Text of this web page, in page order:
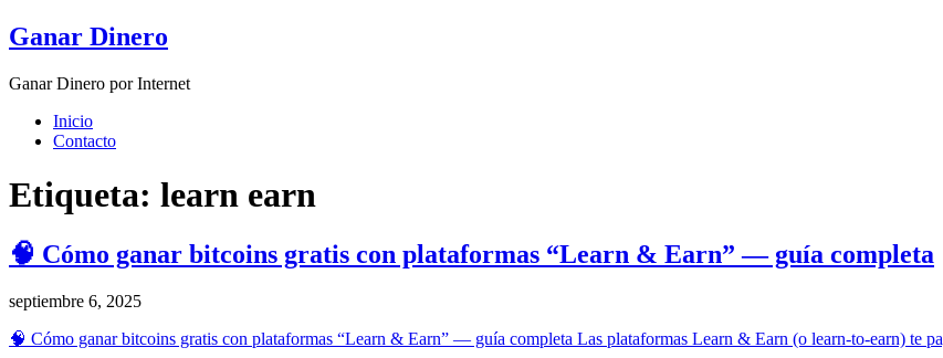
Skip
to
Ganar Dinero
Ganar Dinero por Internet
Inicio
Contacto
Etiqueta: learn earn
🧠 Cómo ganar bitcoins gratis con plataformas “Learn & Earn” — guía completa
septiembre 6, 2025
🧠 Cómo ganar bitcoins gratis con plataformas “Learn & Earn” — guía completa Las plataformas Learn & Earn (o learn-to-earn) te